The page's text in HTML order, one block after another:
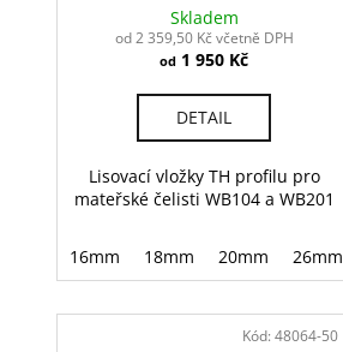
Skladem
od 2 359,50 Kč včetně DPH
od 1 950 Kč
DETAIL
Lisovací vložky TH profilu pro
mateřské čelisti WB104 a WB201
16mm 18mm 20mm 26mm
Kód:48064-50